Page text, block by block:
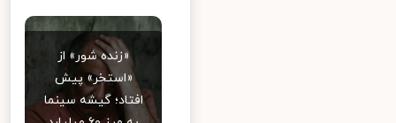
«زنده شور» از
«استخر» پیش
افتاد؛ گیشه سینما